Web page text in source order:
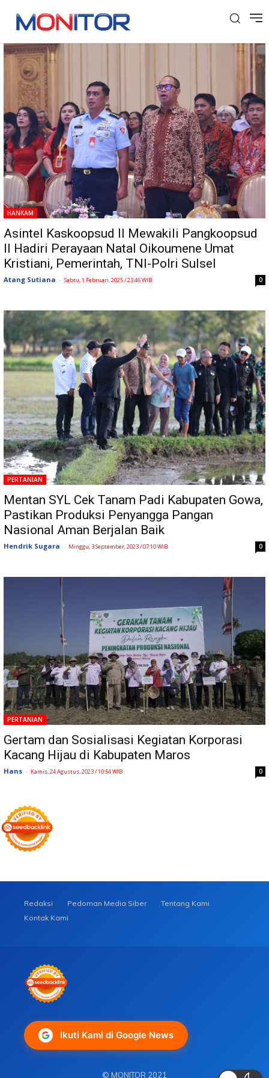
Tag: Provinsi Sulawesi Selatan
HANKAM
Asintel Kaskoopsud II Mewakili Pangkoopsud
II Hadiri Perayaan Natal Oikoumene Umat
Kristiani, Pemerintah, TNI-Polri Sulsel
Atang Sutiana - Sabtu, 1 Februari, 2025 / 23:46 WIB 0
PERTANIAN
Mentan SYL Cek Tanam Padi Kabupaten Gowa,
Pastikan Produksi Penyangga Pangan
Nasional Aman Berjalan Baik
Hendrik Sugara - Minggu, 3 September, 2023 / 07:10 WIB 0
PERTANIAN
Gertam dan Sosialisasi Kegiatan Korporasi
Kacang Hijau di Kabupaten Maros
Hans - Kamis, 24 Agustus, 2023 / 10:54 WIB 0
Redaksi Pedoman Media Siber
Tentang Kami
Kontak Kami
Ikuti Kami di Google News
© MONITOR 2021